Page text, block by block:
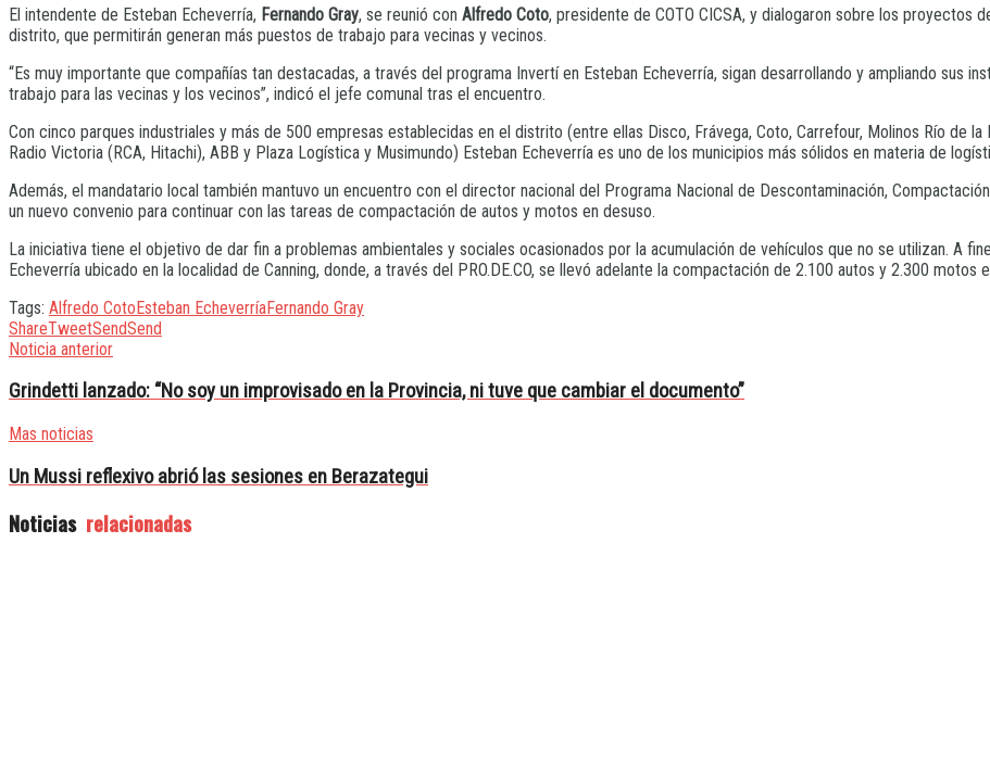
El intendente de Esteban Echeverría, Fernando Gray, se reunió con Alfredo Coto, presidente de COTO CICSA, y dialogaron sobre los
distrito, que permitirán generan más puestos de trabajo para vecinas y vecinos.
“Es muy importante que compañías tan destacadas, a través del programa Invertí en Esteban Echeverría, sigan desarrollando y ampliando sus
trabajo para las vecinas y los vecinos”, indicó el jefe comunal tras el encuentro.
Con cinco parques industriales y más de 500 empresas establecidas en el distrito (entre ellas Disco, Frávega, Coto, Carrefour, Molinos Río de la
Radio Victoria (RCA, Hitachi), ABB y Plaza Logística y Musimundo) Esteban Echeverría es uno de los municipios más sólidos en materia de
Además, el mandatario local también mantuvo un encuentro con el director nacional del Programa Nacional de Descontaminación,
un nuevo convenio para continuar con las tareas de compactación de autos y motos en desuso.
La iniciativa tiene el objetivo de dar fin a problemas ambientales y sociales ocasionados por la acumulación de vehículos que no se utilizan. A
Echeverría ubicado en la localidad de Canning, donde, a través del PRO.DE.CO, se llevó adelante la compactación de 2.100 autos y 2.300 motos
Tags: Alfredo CotoEsteban EcheverríaFernando Gray
ShareTweetSendSend
Noticia anterior
Grindetti lanzado: “No soy un improvisado en la Provincia, ni tuve que cambiar el documento”
Mas noticias
Un Mussi reflexivo abrió las sesiones en Berazategui
Noticias relacionadas